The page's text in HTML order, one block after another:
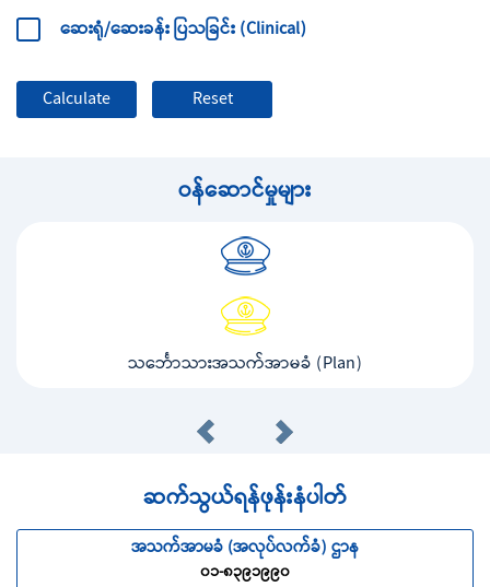
ဆေးရုံ/ဆေးခန်း ပြသခြင်း (Clinical)
ဝန်ဆောင်မှုများ
သင်္ဘောသားအသက်အာမခံ (Plan)
ဆက်သွယ်ရန်ဖုန်းနံပါတ်
အသက်အာမခံ (အလုပ်လက်ခံ) ဌာန
၀၁-၈၃၉၁၉၉၀